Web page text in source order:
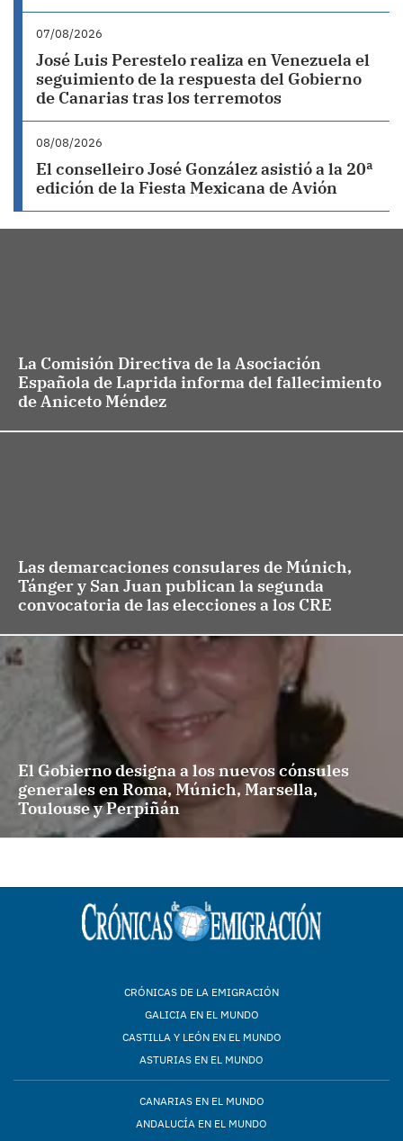
07/08/2026
José Luis Perestelo realiza en Venezuela el
seguimiento de la respuesta del Gobierno
de Canarias tras los terremotos
08/08/2026
El conselleiro José González asistió a la 20ª
edición de la Fiesta Mexicana de Avión
La Comisión Directiva de la Asociación
Española de Laprida informa del fallecimiento
de Aniceto Méndez
Las demarcaciones consulares de Múnich,
Tánger y San Juan publican la segunda
convocatoria de las elecciones a los CRE
El Gobierno designa a los nuevos cónsules
generales en Roma, Múnich, Marsella,
Toulouse y Perpiñán
CRÓNICAS DE LA EMIGRACIÓN
GALICIA EN EL MUNDO
CASTILLA Y LEÓN EN EL MUNDO
ASTURIAS EN EL MUNDO
CANARIAS EN EL MUNDO
ANDALUCÍA EN EL MUNDO